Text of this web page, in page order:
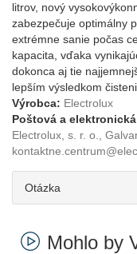
litrov, nový
zabezpečuje optimálny
extrémne sanie počas
kapacita, vďaka
dokonca aj tie
lepším výsledkom
Výrobca: Electrolux
Poštová a
Electrolux, s. r. o.,
Otázka
Mohlo by